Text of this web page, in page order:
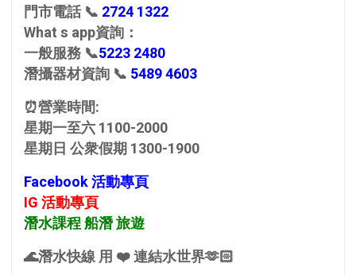
門市電話 📞 2724 1322
What s app資詢：
一般服務 📞5223 2480
潛攝器材資詢 📞 5489 4603
⏰營業時間:
星期一至六 1100-2000
星期日 公衆假期 1300-1900
Facebook 活動專頁
IG 活動專頁
潛水課程 船潛 旅遊
🌊潛水快線 用 ❤️ 連結水世界🫶🏻